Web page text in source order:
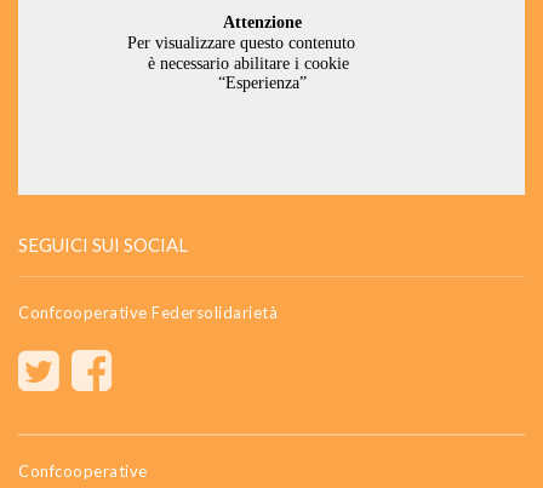
SEGUICI SUI SOCIAL
Confcooperative Federsolidarietà
Confcooperative